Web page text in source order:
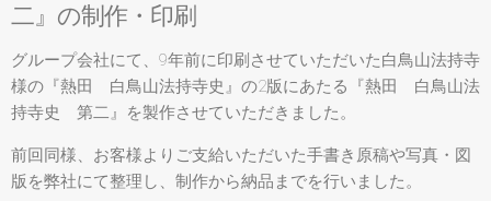
二』の制作・印刷
グループ会社にて、9年前に印刷させていただいた白鳥山法持寺
様の『熱田 白鳥山法持寺史』の2版にあたる『熱田 白鳥山法
持寺史 第二』を製作させていただきました。
前回同様、お客様よりご支給いただいた手書き原稿や写真・図
版を弊社にて整理し、制作から納品までを行いました。